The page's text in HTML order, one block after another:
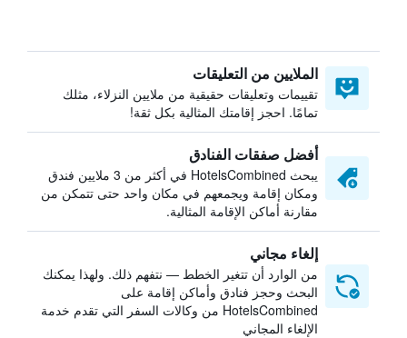
الملايين من التعليقات
تقييمات وتعليقات حقيقية من ملايين النزلاء، مثلك
تمامًا. احجز إقامتك المثالية بكل ثقة!
أفضل صفقات الفنادق
يبحث HotelsCombined في أكثر من 3 ملايين فندق
ومكان إقامة ويجمعهم في مكان واحد حتى تتمكن من
مقارنة أماكن الإقامة المثالية.
إلغاء مجاني
من الوارد أن تتغير الخطط — نتفهم ذلك. ولهذا يمكنك
البحث وحجز فنادق وأماكن إقامة على
HotelsCombined من وكالات السفر التي تقدم خدمة
الإلغاء المجاني